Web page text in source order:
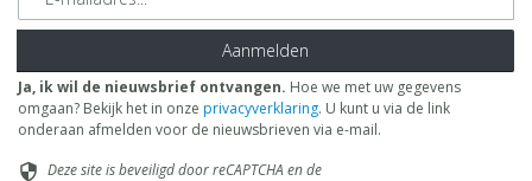
Aanmelden
Ja, ik wil de nieuwsbrief ontvangen. Hoe we met uw gegevens
omgaan? Bekijk het in onze privacyverklaring. U kunt u via de link
onderaan afmelden voor de nieuwsbrieven via e-mail.
security Deze site is beveiligd door reCAPTCHA en de